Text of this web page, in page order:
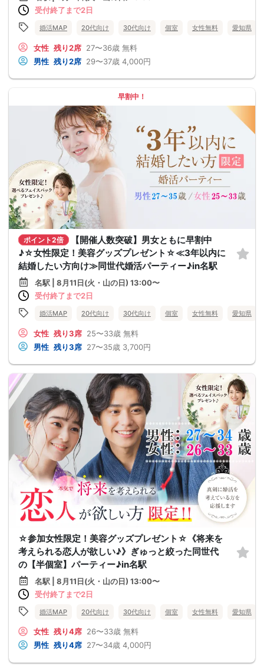
受付終了まで2日
婚活MAP 20代向け 30代向け 個室 女性無料 愛知県
女性 残り2席 27〜36歳 無料
男性 残り2席 29〜37歳 4,000円
早割中！
ポイント2倍
【開催人数突破】男女ともに早割中
♪☆女性限定！美容グッズプレゼント☆≪3年以内に
結婚したい方向け≫同世代婚活パーティー♪in名駅
名駅 | 8月11日(火・山の日) 13:00〜
受付終了まで2日
婚活MAP 20代向け 30代向け 個室 女性無料 愛知県
女性 残り3席 25〜33歳 無料
男性 残り3席 27〜35歳 3,700円
☆参加女性限定！美容グッズプレゼント☆《将来を
考えられる恋人が欲しい♪》ぎゅっと絞った同世代
の【半個室】パーティー♪in名駅
名駅 | 8月11日(火・山の日) 13:00〜
受付終了まで2日
婚活MAP 20代向け 30代向け 個室 女性無料 愛知県
女性 残り4席 26〜33歳 無料
男性 残り4席 27〜34歳 4,000円